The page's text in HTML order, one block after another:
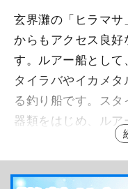
玄界灘の「ヒラマサ
からもアクセス良好
す。ルアー船として
タイラバやイカメ
る釣り船です。ス
器類をはじめ、ル
ふんだんに盛り込
玄界灘周辺や小呂
は七里ヶ曽根までで